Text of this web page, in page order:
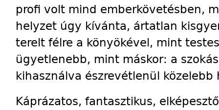
profi volt mind emberkövetésben,
helyzet úgy kívánta, ártatlan
terelt félre a könyökével, mint
ügyetlenebb, mint máskor: a
kihasználva észrevétlenül
Káprázatos, fantasztikus,